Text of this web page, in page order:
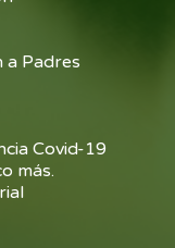
a Padres
Covid-19
más.